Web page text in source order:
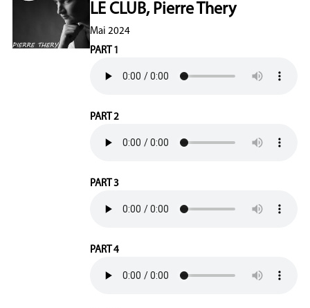
LE CLUB, Pierre Thery
Mai 2024
PART 1
PART 2
PART 3
PART 4